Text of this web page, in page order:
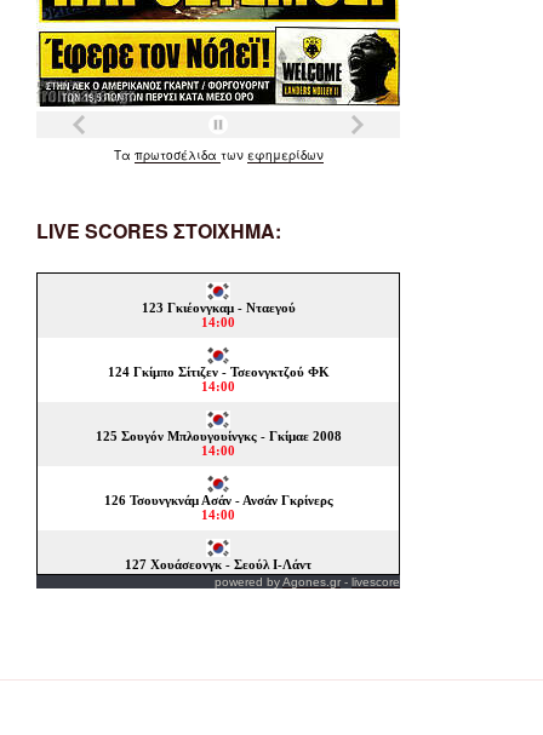
Τα πρωτοσέλιδα των εφημερίδων
LIVE SCORES ΣΤΟΙΧΗΜΑ:
powered byAgones.gr - livescore